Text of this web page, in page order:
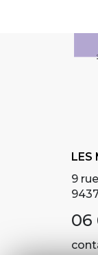
LES
9
06